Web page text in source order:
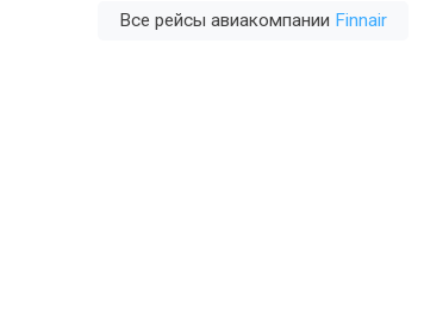
Все рейсы авиакомпании Finnair